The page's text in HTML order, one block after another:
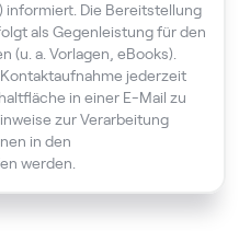
informiert. Die Bereitstellung
als Gegenleistung für den
(u. a. Vorlagen, eBooks).
jederzeit
in einer E-Mail zu
zur Verarbeitung
in den
werden.